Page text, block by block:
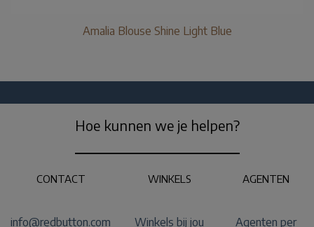
Amalia Blouse Shine Light Blue
Hoe kunnen we je helpen?
CONTACT
info@redbutton.com
WINKELS
Winkels bij jou
AGENTEN
Agenten per